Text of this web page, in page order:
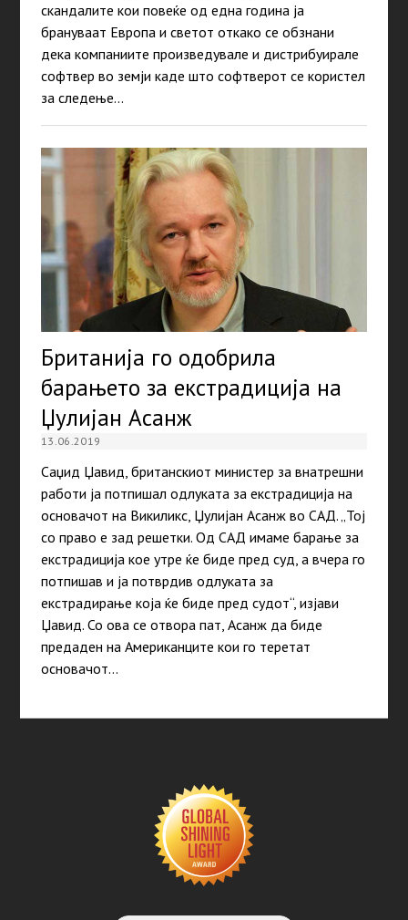
скандалите кои повеќе од една година ја
брануваат Европа и светот откако се обзнани
дека компаниите произведувале и дистрибуирале
софтвер во земји каде што софтверот се користел
за следење…
Британија го одобрила
барањето за екстрадиција на
Џулијан Асанж
13.06.2019
Саџид Џавид, британскиот министер за внатрешни
работи ја потпишал одлуката за екстрадиција на
основачот на Викиликс, Џулијан Асанж во САД. „Тој
со право е зад решетки. Од САД имаме барање за
екстрадиција кое утре ќе биде пред суд, а вчера го
потпишав и ја потврдив одлуката за
екстрадирање која ќе биде пред судот“, изјави
Џавид. Со ова се отвора пат, Асанж да биде
предаден на Американците кои го теретат
основачот…